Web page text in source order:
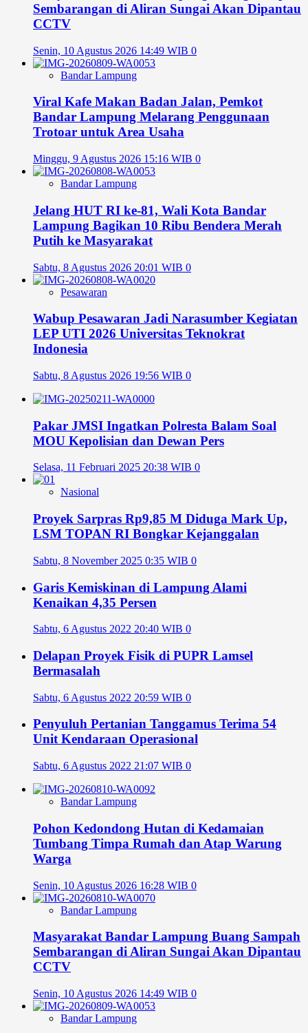
Sembarangan di Aliran Sungai Akan Dipantau
CCTV
Senin, 10 Agustus 2026 14:49 WIB 0
Bandar Lampung
Viral Kafe Makan Badan Jalan, Pemkot
Bandar Lampung Melarang Penggunaan
Trotoar untuk Area Usaha
Minggu, 9 Agustus 2026 15:16 WIB 0
Bandar Lampung
Jelang HUT RI ke-81, Wali Kota Bandar
Lampung Bagikan 10 Ribu Bendera Merah
Putih ke Masyarakat
Sabtu, 8 Agustus 2026 20:01 WIB 0
Pesawaran
Wabup Pesawaran Jadi Narasumber Kegiatan
LEP UTI 2026 Universitas Teknokrat
Indonesia
Sabtu, 8 Agustus 2026 19:56 WIB 0
Pakar JMSI Ingatkan Polresta Balam Soal
MOU Kepolisian dan Dewan Pers
Selasa, 11 Februari 2025 20:38 WIB 0
Nasional
Proyek Sarpras Rp9,85 M Diduga Mark Up,
LSM TOPAN RI Bongkar Kejanggalan
Sabtu, 8 November 2025 0:35 WIB 0
Garis Kemiskinan di Lampung Alami
Kenaikan 4,35 Persen
Sabtu, 6 Agustus 2022 20:40 WIB 0
Delapan Proyek Fisik di PUPR Lamsel
Bermasalah
Sabtu, 6 Agustus 2022 20:59 WIB 0
Penyuluh Pertanian Tanggamus Terima 54
Unit Kendaraan Operasional
Sabtu, 6 Agustus 2022 21:07 WIB 0
Bandar Lampung
Pohon Kedondong Hutan di Kedamaian
Tumbang Timpa Rumah dan Atap Warung
Warga
Senin, 10 Agustus 2026 16:28 WIB 0
Bandar Lampung
Masyarakat Bandar Lampung Buang Sampah
Sembarangan di Aliran Sungai Akan Dipantau
CCTV
Senin, 10 Agustus 2026 14:49 WIB 0
Bandar Lampung